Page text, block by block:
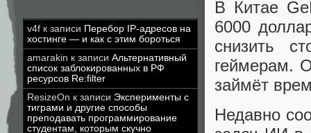
v4f к записи Перебор IP-адресов на
хостинге — и как с этим бороться
amarakin к записи Альтернативный
список заблокированных в РФ
ресурсов Re:filter
ResizeOn к записи Эксперименты с
тиграми и другие способы
преподавать программирование
студентам, которым скучно
В Китае
6000
снизить
геймерам.
займёт
Недавно